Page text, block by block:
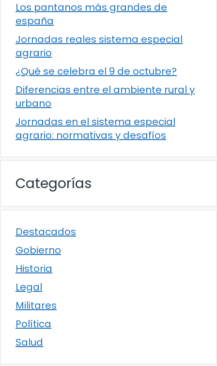
Los pantanos más grandes de
españa
Jornadas reales sistema especial
agrario
¿Qué se celebra el 9 de octubre?
Diferencias entre el ambiente rural y
urbano
Jornadas en el sistema especial
agrario: normativas y desafíos
Categorías
Destacados
Gobierno
Historia
Legal
Militares
Política
Salud